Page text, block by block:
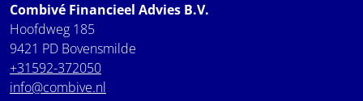
Combivé Financieel Advies B.V.
Hoofdweg 185
9421 PD Bovensmilde
+31592-372050
info@combive.nl